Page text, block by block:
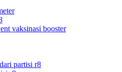
vaksinasi booster
partisi r8